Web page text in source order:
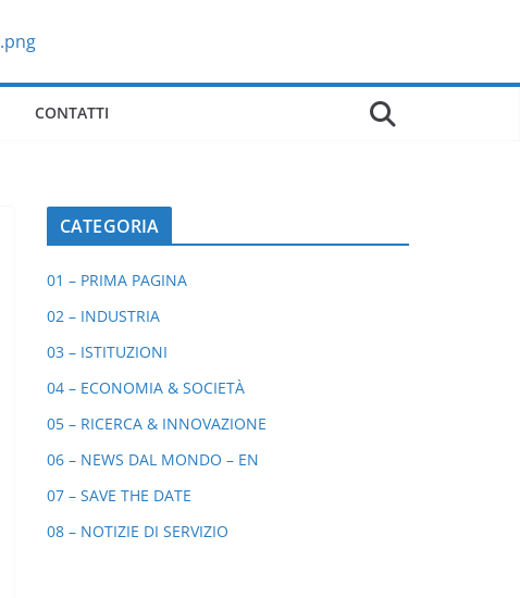
CONTATTI
CATEGORIA
01 – PRIMA PAGINA
02 – INDUSTRIA
03 – ISTITUZIONI
04 – ECONOMIA & SOCIETÀ
05 – RICERCA & INNOVAZIONE
06 – NEWS DAL MONDO – EN
07 – SAVE THE DATE
08 – NOTIZIE DI SERVIZIO